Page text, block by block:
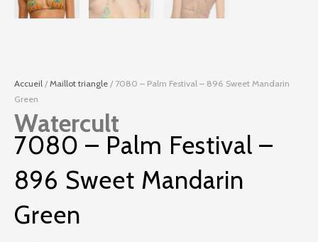
Accueil / Maillot triangle / 7080 – Palm Festival – 896 Sweet Mandarin
Green
Watercult
7080 – Palm Festival –
896 Sweet Mandarin
Green